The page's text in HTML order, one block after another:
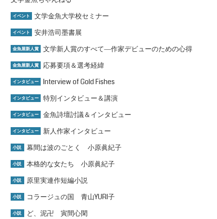
イベント 文学金魚大学校セミナー
イベント 安井浩司墨書展
金魚屋新人賞 文学新人賞のすべて―作家デビューのための心得
金魚屋新人賞 応募要項＆選考経緯
インタビュー Interview of Gold Fishes
インタビュー 特別インタビュー＆講演
インタビュー 金魚詩壇討議＆インタビュー
インタビュー 新人作家インタビュー
小説 幕間は波のごとく 小原眞紀子
小説 本格的な女たち 小原眞紀子
小説 原里実連作短編小説
小説 コラージュの国 青山YURI子
小説 ど、泥卍 寅間心閑